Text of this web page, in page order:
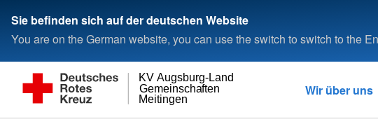
Sie befinden sich auf der deutschen Website
You are on the German website, you can use the switch to switch to the
Meitingen
Gemeinschaften
KV Augsburg-Land
Wir über uns